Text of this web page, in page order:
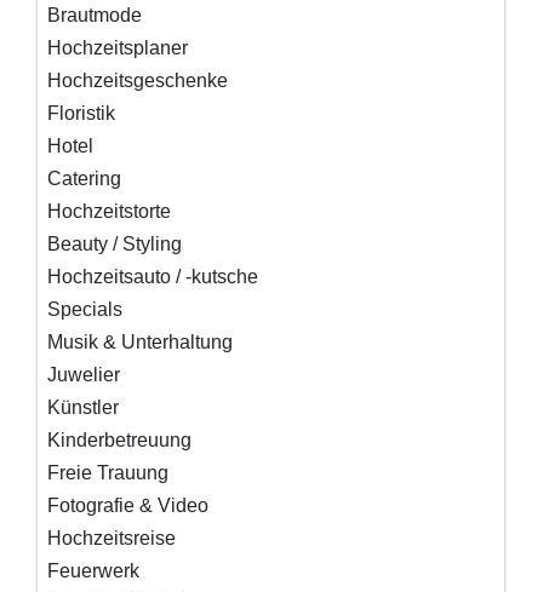
Brautmode
Hochzeitsplaner
Hochzeitsgeschenke
Floristik
Hotel
Catering
Hochzeitstorte
Beauty / Styling
Hochzeitsauto / -kutsche
Specials
Musik & Unterhaltung
Juwelier
Künstler
Kinderbetreuung
Freie Trauung
Fotografie & Video
Hochzeitsreise
Feuerwerk